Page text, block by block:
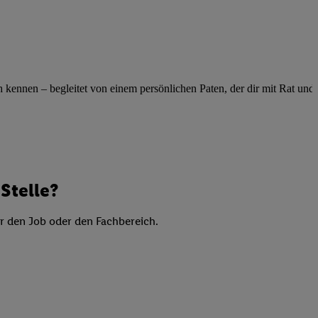
– begleitet von einem persönlichen Paten, der dir mit Rat und
Job oder den Fachbereich.
Informationen,
von Profilen